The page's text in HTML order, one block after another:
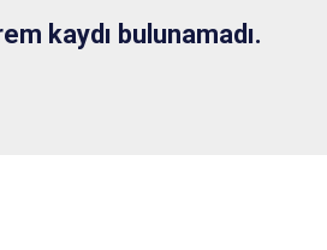
kaydı bulunamadı.